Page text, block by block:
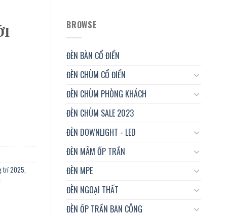
BROWSE
ĐÈN BÀN CỔ ĐIỂN
ĐÈN CHÙM CỔ ĐIỂN
ĐÈN CHÙM PHÒNG KHÁCH
ĐÈN CHÙM SALE 2023
ĐÈN DOWNLIGHT - LED
ĐÈN MÂM ỐP TRẦN
ĐÈN MPE
ĐÈN NGOẠI THẤT
ĐÈN ỐP TRẦN BAN CÔNG
trí 2025